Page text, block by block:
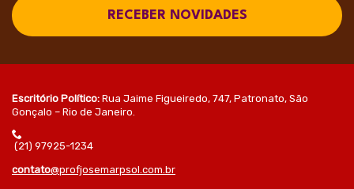
RECEBER NOVIDADES
Escritório Político: Rua Jaime Figueiredo, 747, Patronato, São
Gonçalo – Rio de Janeiro.
(21) 97925-1234
contato@profjosemarpsol.com.br